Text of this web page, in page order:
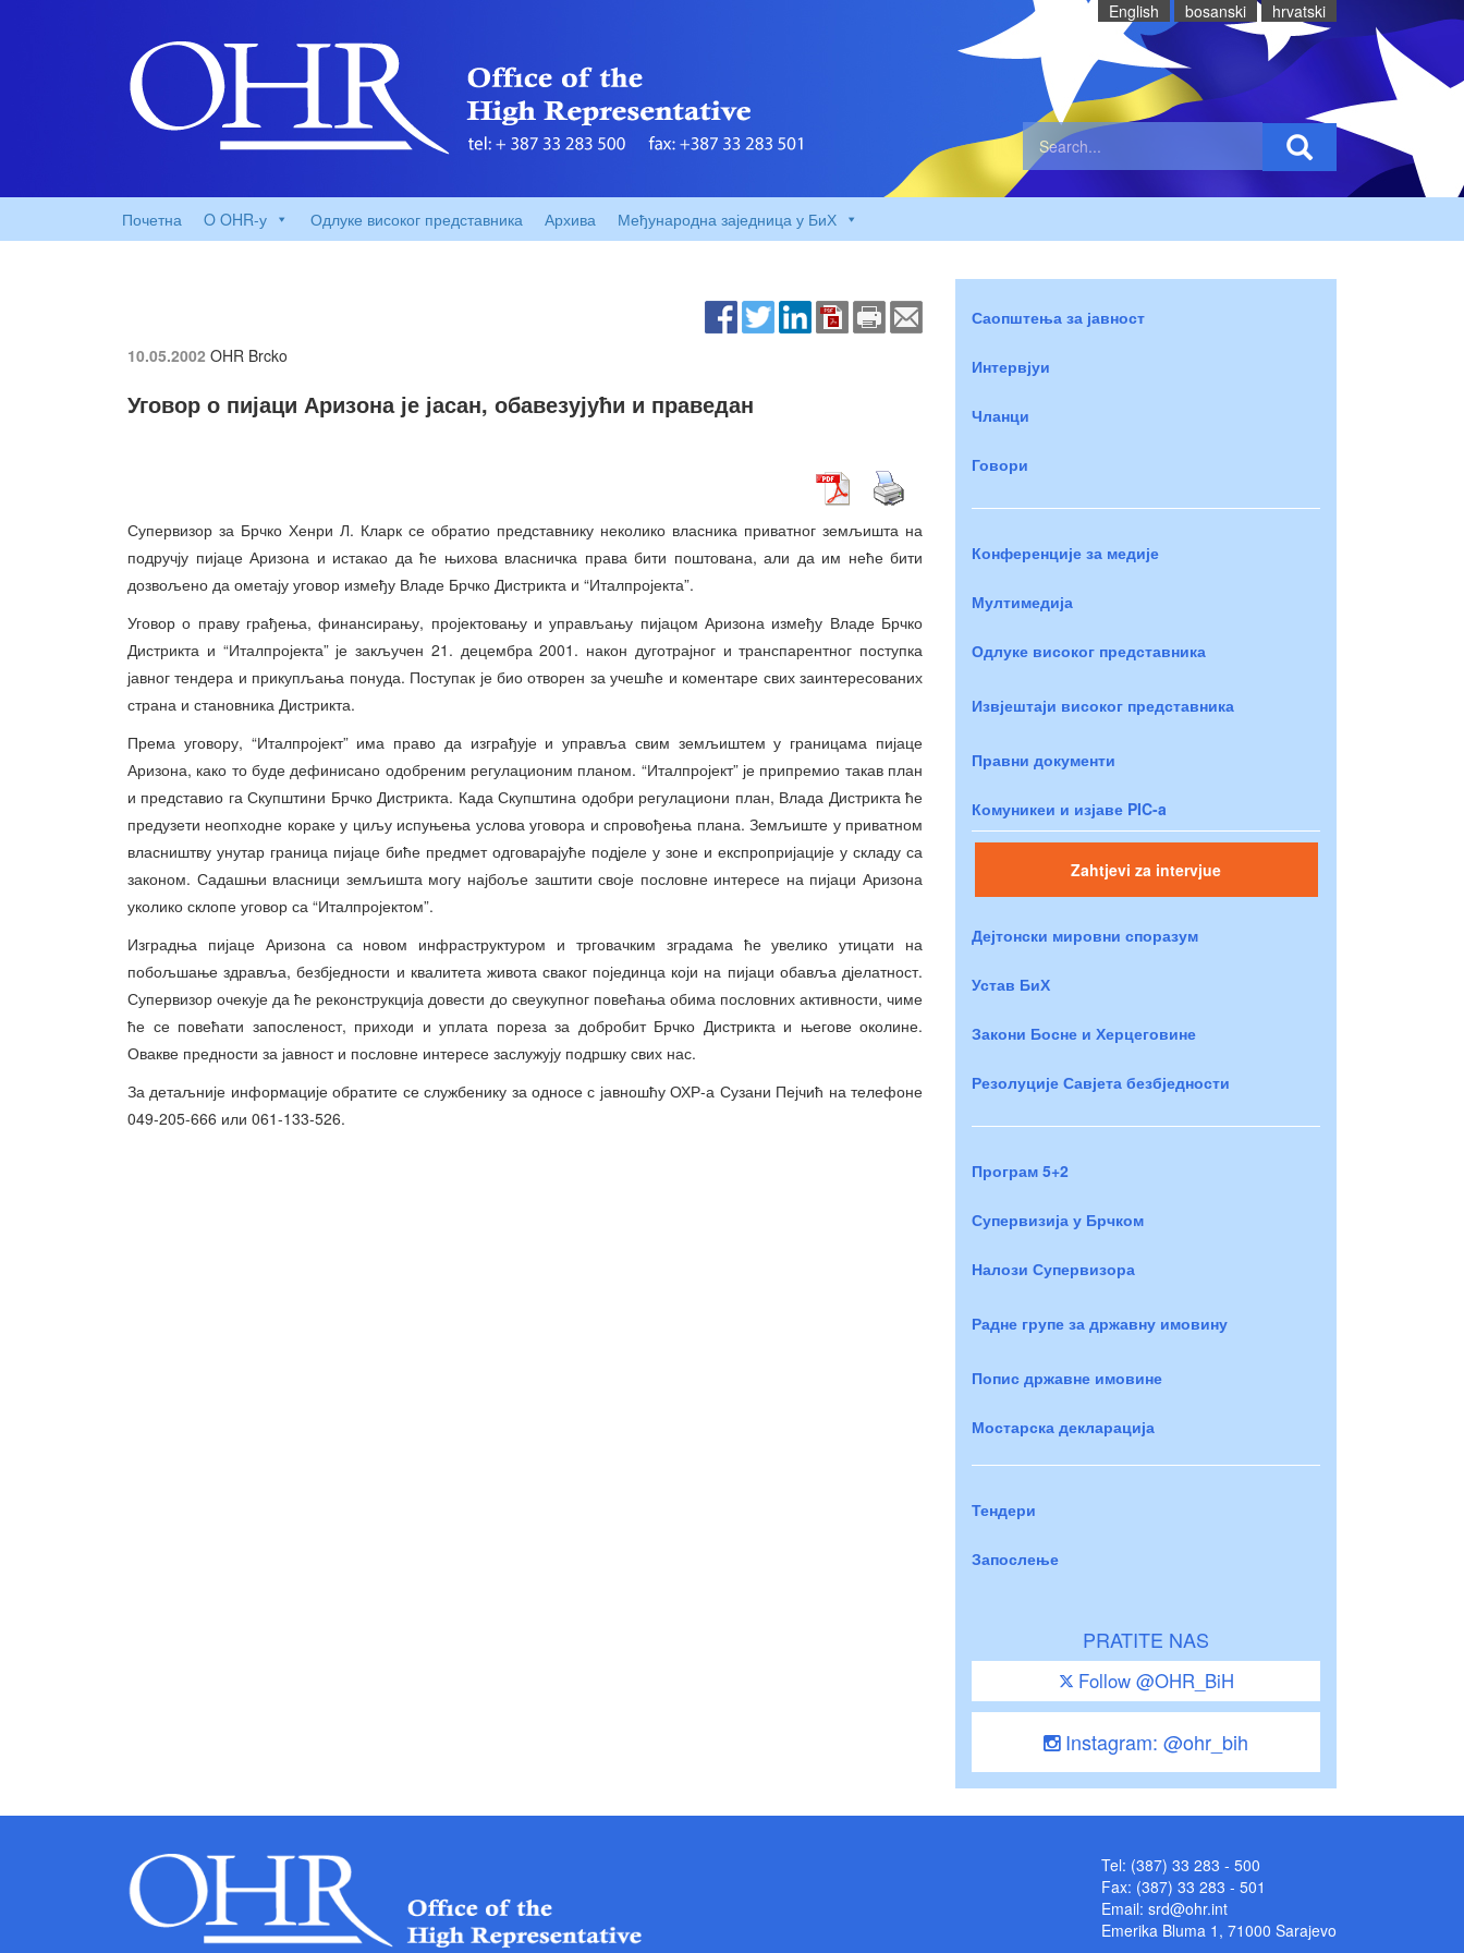
English bosanski hrvatski
Почетна O OHR-у Одлуке високог представника Архива Међународна заједница у БиХ
10.05.2002 OHR Brcko
Уговор о пијаци Аризона је јасан, обавезујући и праведан
Супервизор за Брчко Хенри Л. Кларк се обратио представнику неколико власника приватног земљишта на
подручју пијаце Аризона и истакао да ће њихова власничка права бити поштована, али да им неће бити
дозвољено да ометају уговор између Владе Брчко Дистрикта и “Италпројекта”.
Уговор о праву грађења, финансирању, пројектовању и управљању пијацом Аризона између Владе Брчко
Дистрикта и “Италпројекта” је закључен 21. децембра 2001. након дуготрајног и транспарентног поступка
јавног тендера и прикупљања понуда. Поступак је био отворен за учешће и коментаре свих заинтересованих
страна и становника Дистрикта.
Према уговору, “Италпројект” има право да изграђује и управља свим земљиштем у границама пијаце
Аризона, како то буде дефинисано одобреним регулационим планом. “Италпројект” је припремио такав план
и представио га Скупштини Брчко Дистрикта. Када Скупштина одобри регулациони план, Влада Дистрикта ће
предузети неопходне кораке у циљу испуњења услова уговора и спровођења плана. Земљиште у приватном
власништву унутар граница пијаце биће предмет одговарајуће подјеле у зоне и експропријације у складу са
законом. Садашњи власници земљишта могу најбоље заштити своје пословне интересе на пијаци Аризона
уколико склопе уговор са “Италпројектом”.
Изградња пијаце Аризона са новом инфраструктуром и трговачким зградама ће увелико утицати на
побољшање здравља, безбједности и квалитета живота сваког појединца који на пијаци обавља дјелатност.
Супервизор очекује да ће реконструкција довести до свеукупног повећања обима пословних активности, чиме
ће се повећати запосленост, приходи и уплата пореза за добробит Брчко Дистрикта и његове околине.
Овакве предности за јавност и пословне интересе заслужују подршку свих нас.
За детаљније информације обратите се службенику за односе с јавношћу ОХР-а Сузани Пејчић на телефоне
049-205-666 или 061-133-526.
Саопштења за јавност
Интервјуи
Чланци
Говори
Конференције за медије
Мултимедија
Одлуке високог представника
Извјештаји високог представника
Правни документи
Комуникеи и изјаве PIC-a
Zahtjevi za intervjue
Дејтонски мировни споразум
Устав БиХ
Закони Босне и Херцеговине
Резолуције Савјета безбједности
Програм 5+2
Супервизија у Брчком
Налози Супервизора
Радне групе за државну имовину
Попис државне имовине
Мостарска декларација
Тендери
Запослење
PRATITE NAS
Follow @OHR_BiH
Instagram: @ohr_bih
Tel: (387) 33 283 - 500
Fax: (387) 33 283 - 501
Email: srd@ohr.int
Emerika Bluma 1, 71000 Sarajevo